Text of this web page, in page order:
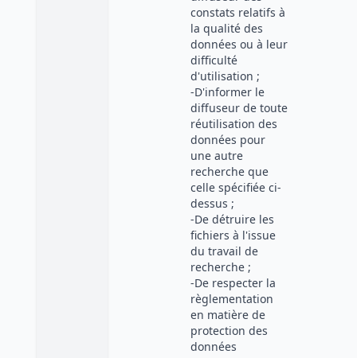
constats relatifs à
la qualité des
données ou à leur
difficulté
d'utilisation ;
-D'informer le
diffuseur de toute
réutilisation des
données pour
une autre
recherche que
celle spécifiée ci-
dessus ;
-De détruire les
fichiers à l'issue
du travail de
recherche ;
-De respecter la
règlementation
en matière de
protection des
données